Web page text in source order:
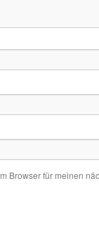
Browser für meinen